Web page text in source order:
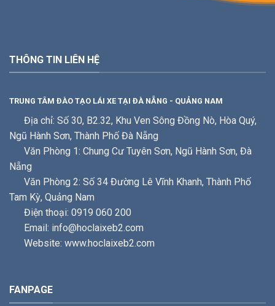
THÔNG TIN LIÊN HỆ
TRUNG TÂM ĐÀO TẠO LÁI XE TẠI ĐÀ NẴNG - QUẢNG NAM
Địa chỉ: Số 30, B2.32, Khu Ven Sông Đồng Nò, Hòa Quý,
Ngũ Hành Sơn, Thành Phố Đà Nẵng
Văn Phòng 1: Chung Cư Tuyên Sơn, Ngũ Hành Sơn, Đà
Nẵng
Văn Phòng 2: Số 34 Đường Lê Vĩnh Khanh, Thành Phố
Tam Kỳ, Quảng Nam
Điện thoại: 0919 060 200
Email: info@hoclaixeb2.com
Website: www.hoclaixeb2.com
FANPAGE